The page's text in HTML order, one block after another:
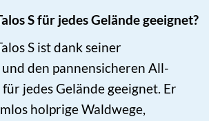
S für jedes Gelände geeignet?
S ist dank seiner
den pannensicheren All-
jedes Gelände geeignet. Er
holprige Waldwege,